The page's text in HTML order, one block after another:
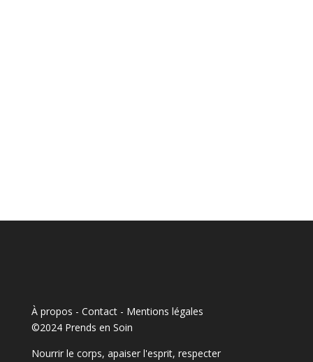
À propos - Contact- Mentions légales
©2024 Prends en Soin
Nourrir le corps, apaiser l'esprit, respecter